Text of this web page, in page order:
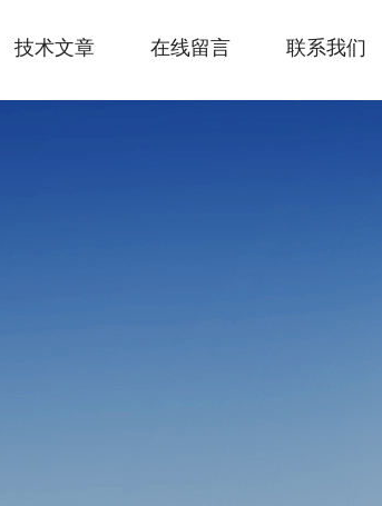
技术文章 在线留言 联系我们